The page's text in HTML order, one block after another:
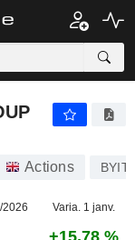
Actions BYIT
2026 Varia. 1 janv.
+15,78 %